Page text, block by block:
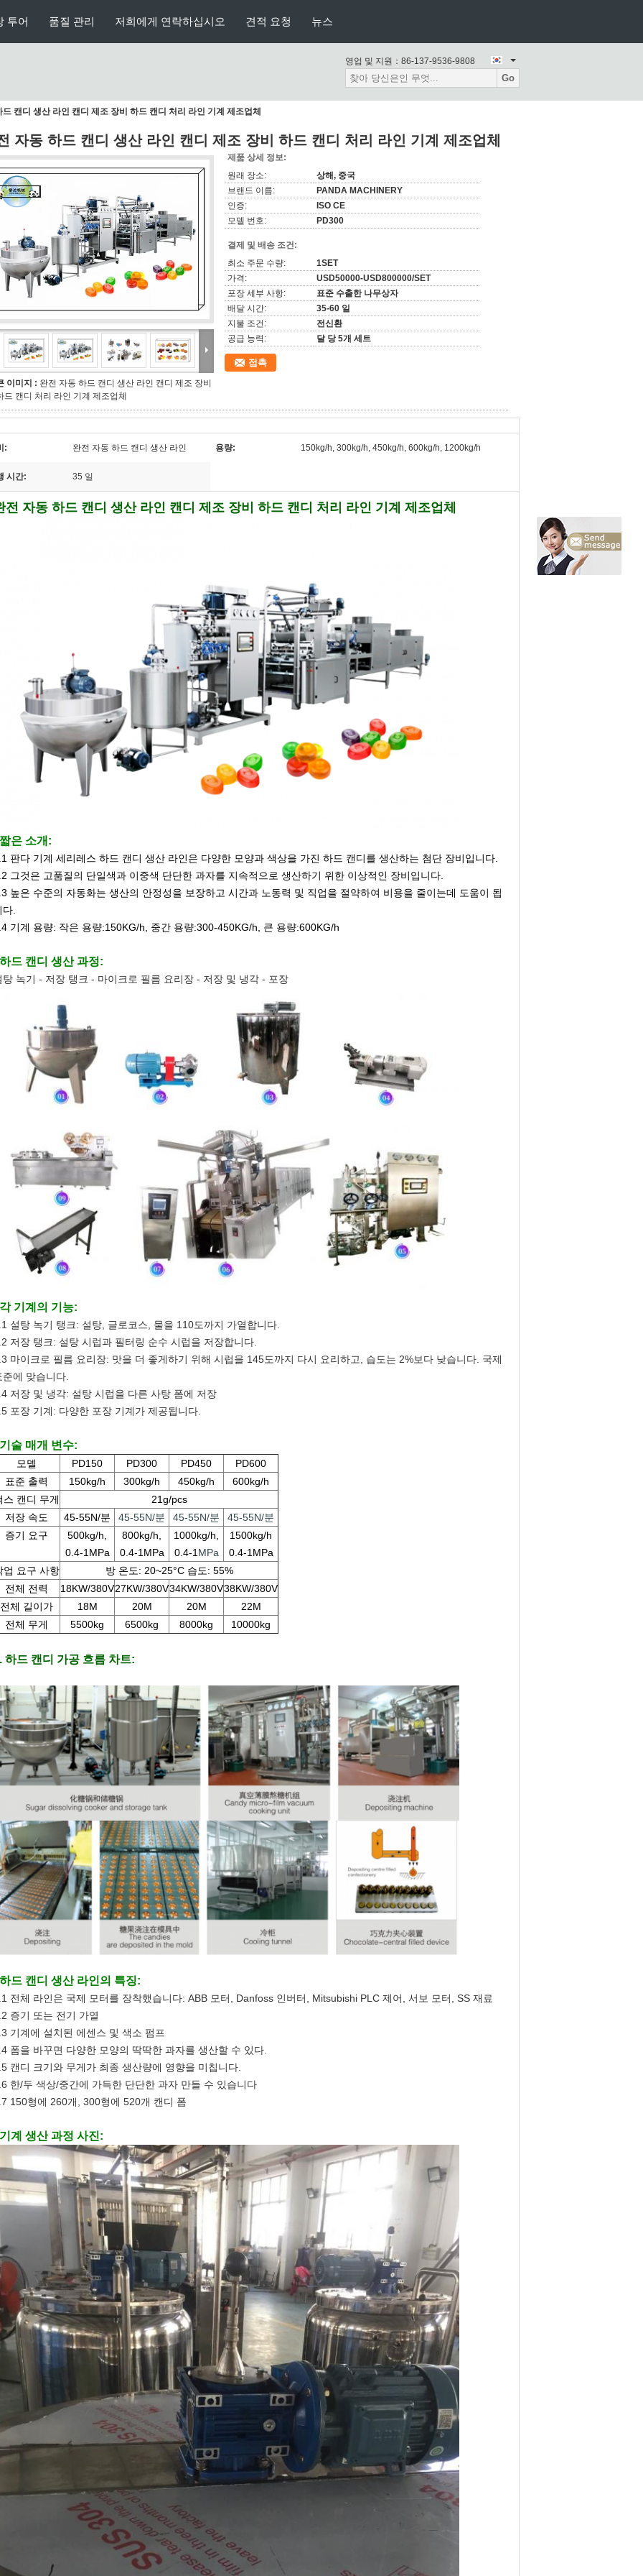
메시지를 남겨주세요
곧 다시 연락 드리겠습니다!
제출
투어 품질 관리 저희에게 연락하십시오 견적 요청 뉴스
영업 및 지원： 86-137-9536-9808
Go
캔디 생산 라인 캔디 제조 장비 하드 캔디 처리 라인 기계 제조업체
자동 하드 캔디 생산 라인 캔디 제조 장비 하드 캔디 처리 라인 기계 제조업체
이미지 : 완전 자동 하드 캔디 생산 라인 캔디 제조 장비
드 캔디 처리 라인 기계 제조업체
제품 상세 정보:
원래 장소:
상해, 중국
브랜드 이름:
PANDA MACHINERY
인증:
ISO CE
모델 번호:
PD300
결제 및 배송 조건:
최소 주문 수량:
1SET
가격:
USD50000-USD800000/SET
포장 세부 사항:
표준 수출한 나무상자
배달 시간:
35-60 일
지불 조건:
전신환
공급 능력:
달 당 5개 세트
접촉
: 완전 자동 하드 캔디 생산 라인 용량: 150kg/h, 300kg/h, 450kg/h, 600kg/h, 1200kg/h
시간: 35 일
전 자동 하드 캔디 생산 라인 캔디 제조 장비 하드 캔디 처리 라인 기계 제조업체
은 소개:
판다 기계 세리레스 하드 캔디 생산 라인은 다양한 모양과 색상을 가진 하드 캔디를 생산하는 첨단 장비입니다.
그것은 고품질의 단일색과 이중색 단단한 과자를 지속적으로 생산하기 위한 이상적인 장비입니다.
높은 수준의 자동화는 생산의 안정성을 보장하고 시간과 노동력 및 직업을 절약하여 비용을 줄이는데 도움이 됩
.
기계 용량: 작은 용량:150KG/h, 중간 용량:300-450KG/h, 큰 용량:600KG/h
드 캔디 생산 과정:
탕 녹기 - 저장 탱크 - 마이크로 필름 요리장 - 저장 및 냉각 - 포장
기계의 기능:
설탕 녹기 탱크: 설탕, 글로코스, 물을 110도까지 가열합니다.
저장 탱크: 설탕 시럽과 필터링 순수 시럽을 저장합니다.
마이크로 필름 요리장: 맛을 더 좋게하기 위해 시럽을 145도까지 다시 요리하고, 습도는 2%보다 낮습니다. 국제
준에 맞습니다.
저장 및 냉각: 설탕 시럽을 다른 사탕 폼에 저장
포장 기계: 다양한 포장 기계가 제공됩니다.
술 매개 변수:
모델 PD150 PD300 PD450
PD600
표준 출력
150kg/h 300kg/h 450kg/h
600kg/h
스 캔디 무게
21g/pcs
저장 속도
45-55N/분 45-55N/분 45-55N/분
45-55N/분
증기 요구
500kg/h,
0.4-1MPa
800kg/h,
0.4-1MPa
1000kg/h,
0.4-1 MPa
1500kg/h
0.4-1MPa
업 요구 사항
방 온도: 20~25°C 습도: 55%
전체 전력
18KW/380V27KW/380V34KW/380V38KW/380V
전체 길이가
18M 20M 20M
22M
전체 무게
5500kg 6500kg 8000kg 10000kg
하드 캔디 가공 흐름 차트:
드 캔디 생산 라인의 특징:
전체 라인은 국제 모터를 장착했습니다: ABB 모터, Danfoss 인버터, Mitsubishi PLC 제어, 서보 모터, SS 재료
증기 또는 전기 가열
기계에 설치된 에센스 및 색소 펌프
폼을 바꾸면 다양한 모양의 딱딱한 과자를 생산할 수 있다.
캔디 크기와 무게가 최종 생산량에 영향을 미칩니다.
한/두 색상/중간에 가득한 단단한 과자 만들 수 있습니다
150형에 260개, 300형에 520개 캔디 폼
계 생산 과정 사진: